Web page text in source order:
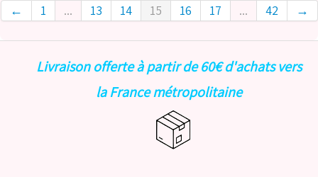
← 1 ... 13 14 15 16 17 ... 42 →
Livraison offerte à partir de 60€ d'achats vers
la France métropolitaine